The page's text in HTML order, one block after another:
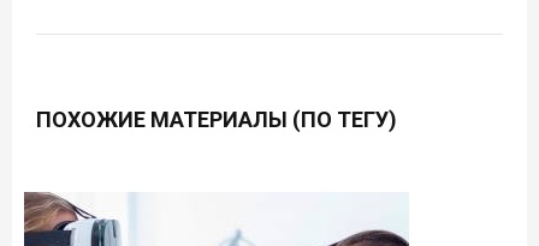
ПОХОЖИЕ МАТЕРИАЛЫ (ПО ТЕГУ)